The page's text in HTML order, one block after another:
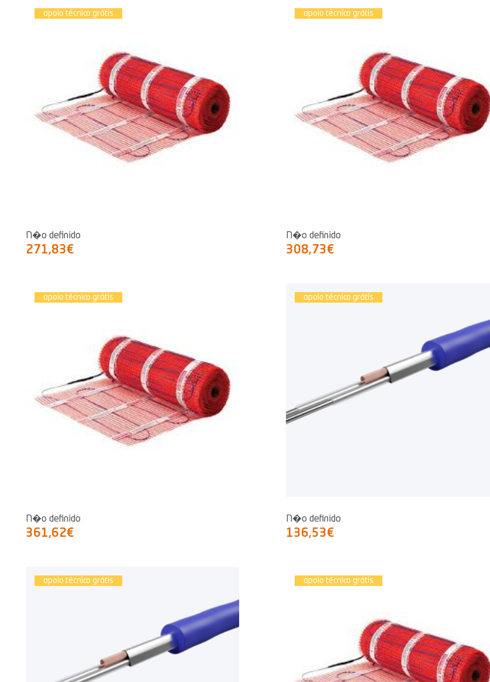
apoio técnico grátis
N�o definido
271,83€
apoio técnico grátis
N�o definido
308,73€
apoio técnico grátis
N�o definido
361,62€
apoio técnico grátis
N�o definido
136,53€
apoio técnico grátis apoio técnico grátis